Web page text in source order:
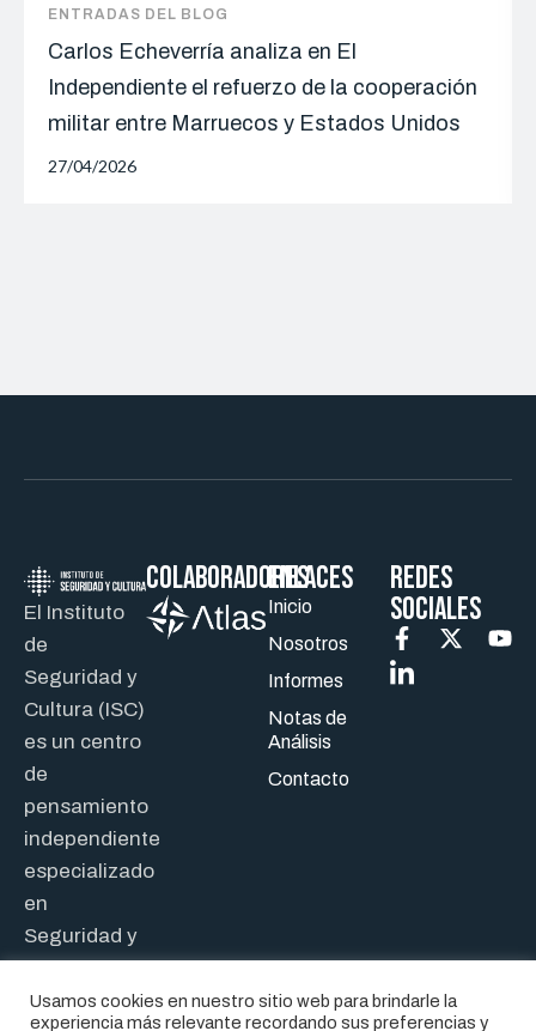
ENTRADAS DEL BLOG
Carlos Echeverría analiza en El
Independiente el refuerzo de la cooperación
militar entre Marruecos y Estados Unidos
27/04/2026
El Instituto
de
Seguridad y
Cultura (ISC)
es un centro
de
pensamiento
independiente
especializado
en
Seguridad y
Defensa.
ColaboradoresENLACES
Inicio
Nosotros
Informes
Notas de
Análisis
Contacto
REDES
SOCIALES
Usamos cookies en nuestro sitio web para brindarle la
experiencia más relevante recordando sus preferencias y